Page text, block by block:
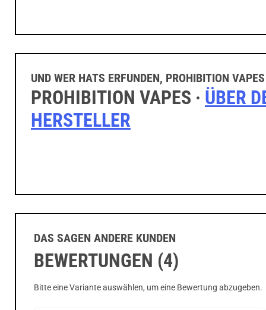
UND WER HATS ERFUNDEN, PROHIBITION VAPES
PROHIBITION VAPES · ÜBER
HERSTELLER
DAS SAGEN ANDERE KUNDEN
BEWERTUNGEN (4)
Bitte eine Variante auswählen, um eine Bewertung abzugeben.